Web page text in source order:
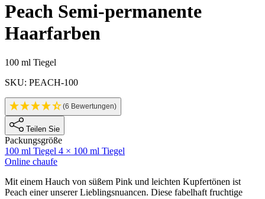
Peach Semi-permanente
Haarfarben
Produktinformatione
100 ml Tiegel
SKU: PEACH-100
(6 Bewertungen)
Teilen Sie
Packungsgröße
100 ml Tiegel 4 × 100 ml Tiegel
Online chaufe
Description
Mit einem Hauch von süßem Pink und leichten Kupfertönen ist
Peach einer unserer Lieblingsnuancen. Diese fabelhaft fruchtige